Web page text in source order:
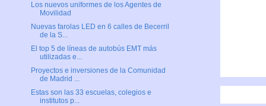
Los nuevos uniformes de los Agentes de
Movilidad
Nuevas farolas LED en 6 calles de Becerril
de la S...
El top 5 de líneas de autobús EMT más
utilizadas e...
Proyectos e inversiones de la Comunidad
de Madrid ...
Estas son las 33 escuelas, colegios e
institutos p...